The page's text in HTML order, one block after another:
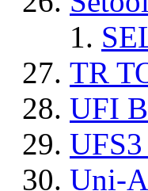
TR
UFI
Uni-